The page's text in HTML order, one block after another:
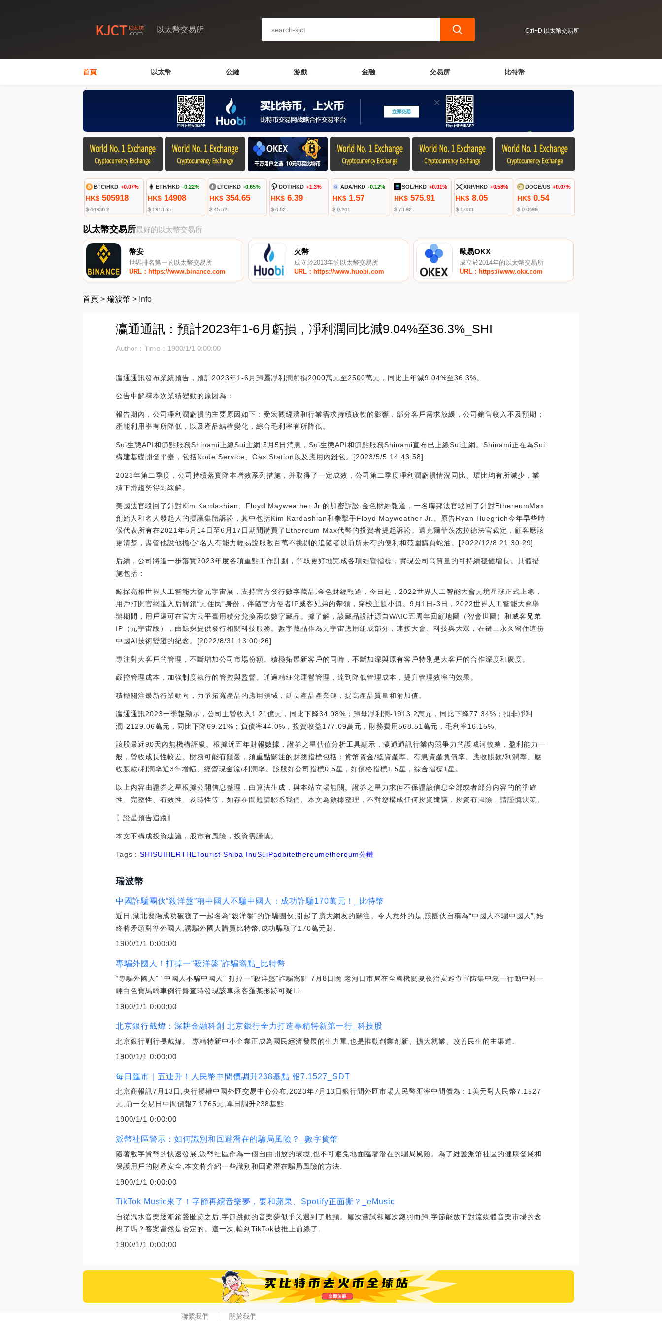
以太幣交易所 Ctrl+D 以太幣交易所
首頁 以太幣 公鏈 游戲 金融 交易所 比特幣
BTC/HKD +0.07%
HK$ 505918
$ 64936.2
ETH/HKD -0.22%
HK$14908
$ 1913.55
LTC/HKD -0.65%
HK$354.65
$ 45.52
DOT/HKD +1.3%
HK$6.39
$ 0.82
ADA/HKD -0.12%
HK$1.57
$ 0.201
SOL/HKD +0.01%
HK$ 575.91
$ 73.92
XRP/HKD +0.58%
HK$ 8.05
$ 1.033
DOGE/US +0.07%
HK$ 0.54
$ 0.0699
以太幣交易所最好的以太幣交易所
幣安
世界排名第一的以太幣交易所
URL：https://www.binance.com
火幣
成立於2013年的以太幣交易所
URL：https://www.huobi.com
歐易OKX
成立於2014年的以太幣交易所
URL：https://www.okx.com
首頁 > 瑞波幣 > Info
瀛通通訊：預計2023年1-6月虧損，凈利潤同比減9.04%至36.3%_SHI
Author：Time：1900/1/1 0:00:00
瀛通通訊發布業績預告，預計2023年1-6月歸屬凈利潤虧損2000萬元至2500萬元，同比上年減9.04%至36.3%。
公告中解釋本次業績變動的原因為：
報告期內，公司凈利潤虧損的主要原因如下：受宏觀經濟和行業需求持續疲軟的影響，部分客戶需求放緩，公司銷售收入不及預期；
產能利用率有所降低，以及產品結構變化，綜合毛利率有所降低。
Sui生態API和節點服務Shinami上線Sui主網:5月5日消息，Sui生態API和節點服務Shinami宣布已上線Sui主網。Shinami正在為Sui
構建基礎開發平臺，包括Node Service、Gas Station以及應用內錢包。[2023/5/5 14:43:58]
2023年第二季度，公司持續落實降本增效系列措施，并取得了一定成效，公司第二季度凈利潤虧損情況同比、環比均有所減少，業
績下滑趨勢得到緩解。
美國法官駁回了針對Kim Kardashian、Floyd Mayweather Jr.的加密訴訟:金色財經報道，一名聯邦法官駁回了針對EthereumMax
創始人和名人發起人的擬議集體訴訟，其中包括Kim Kardashian和拳擊手Floyd Mayweather Jr.。原告Ryan Huegrich今年早些時
候代表所有在2021年5月14日至6月17日期間購買了Ethereum Max代幣的投資者提起訴訟。邁克爾菲茨杰拉德法官裁定，顧客應該
更清楚，盡管他說他擔心“名人有能力輕易說服數百萬不挑剔的追隨者以前所未有的便利和范圍購買蛇油。[2022/12/8 21:30:29]
后續，公司將進一步落實2023年度各項重點工作計劃，爭取更好地完成各項經營指標，實現公司高質量的可持續穩健增長。具體措
施包括：
鯨探亮相世界人工智能大會元宇宙展，支持官方發行數字藏品:金色財經報道，今日起，2022世界人工智能大會元境星球正式上線，
用戶打開官網進入后解鎖“元住民”身份，伴隨官方使者IP威客兄弟的帶領，穿梭主題小鎮。9月1日-3日，2022世界人工智能大會舉
辦期間，用戶還可在官方云平臺用積分兌換兩款數字藏品。據了解，該藏品設計源自WAIC五周年回顧地圖（智會世圖）和威客兄弟
IP（元宇宙版），由鯨探提供發行相關科技服務。數字藏品作為元宇宙應用組成部分，連接大會、科技與大眾，在鏈上永久留住這份
中國AI技術變遷的紀念。[2022/8/31 13:00:26]
專注對大客戶的管理，不斷增加公司市場份額。積極拓展新客戶的同時，不斷加深與原有客戶特別是大客戶的合作深度和廣度。
嚴控管理成本，加強制度執行的管控與監督。通過精細化運營管理，達到降低管理成本，提升管理效率的效果。
積極關注最新行業動向，力爭拓寬產品的應用領域，延長產品產業鏈，提高產品質量和附加值。
瀛通通訊2023一季報顯示，公司主營收入1.21億元，同比下降34.08%；歸母凈利潤-1913.2萬元，同比下降77.34%；扣非凈利
潤-2129.06萬元，同比下降69.21%；負債率44.0%，投資收益177.09萬元，財務費用568.51萬元，毛利率16.15%。
該股最近90天內無機構評級。根據近五年財報數據，證券之星估值分析工具顯示，瀛通通訊行業內競爭力的護城河較差，盈利能力一
般，營收成長性較差。財務可能有隱憂，須重點關注的財務指標包括：貨幣資金/總資產率、有息資產負債率、應收賬款/利潤率、應
收賬款/利潤率近3年增幅、經營現金流/利潤率。該股好公司指標0.5星，好價格指標1.5星，綜合指標1星。
以上內容由證券之星根據公開信息整理，由算法生成，與本站立場無關。證券之星力求但不保證該信息全部或者部分內容的的準確
性、完整性、有效性、及時性等，如存在問題請聯系我們。本文為數據整理，不對您構成任何投資建議，投資有風險，請謹慎決策。
〖證星預告追蹤〗
本文不構成投資建議，股市有風險，投資需謹慎。
Tags：SHISUIHERTHETourist Shiba InuSuiPadbitethereumethereum公鏈
瑞波幣
中國詐騙團伙“殺洋盤”稱中國人不騙中國人：成功詐騙170萬元！_比特幣
近日,湖北襄陽成功破獲了一起名為“殺洋盤”的詐騙團伙,引起了廣大網友的關注。令人意外的是,該團伙自稱為“中國人不騙中國人”,始
終將矛頭對準外國人,誘騙外國人購買比特幣,成功騙取了170萬元財.
1900/1/1 0:00:00
專騙外國人！打掉一“殺洋盤”詐騙窩點_比特幣
“專騙外國人” “中國人不騙中國人” 打掉一“殺洋盤”詐騙窩點 7月8日晚 老河口市局在全國機關夏夜治安巡查宣防集中統一行動中對一
輛白色寶馬轎車例行盤查時發現該車乘客羅某形跡可疑Li.
1900/1/1 0:00:00
北京銀行戴煒：深耕金融科創 北京銀行全力打造專精特新第一行_科技股
北京銀行副行長戴煒。 專精特新中小企業正成為國民經濟發展的生力軍,也是推動創業創新、擴大就業、改善民生的主渠道.
1900/1/1 0:00:00
每日匯市｜五連升！人民幣中間價調升238基點 報7.1527_SDT
北京商報訊7月13日,央行授權中國外匯交易中心公布,2023年7月13日銀行間外匯市場人民幣匯率中間價為：1美元對人民幣7.1527
元,前一交易日中間價報7.1765元,單日調升238基點.
1900/1/1 0:00:00
派幣社區警示：如何識別和回避潛在的騙局風險？_數字貨幣
隨著數字貨幣的快速發展,派幣社區作為一個自由開放的環境,也不可避免地面臨著潛在的騙局風險。為了維護派幣社區的健康發展和
保護用戶的財產安全,本文將介紹一些識別和回避潛在騙局風險的方法.
1900/1/1 0:00:00
TikTok Music來了！字節再續音樂夢，要和蘋果、Spotify正面撕？_eMusic
自從汽水音樂逐漸銷聲匿跡之后,字節跳動的音樂夢似乎又遇到了瓶頸。屢次嘗試卻屢次鎩羽而歸,字節能放下對流媒體音樂市場的念
想了嗎？答案當然是否定的。這一次,輪到TikTok被推上前線了.
1900/1/1 0:00:00
聯繫我們 關於我們